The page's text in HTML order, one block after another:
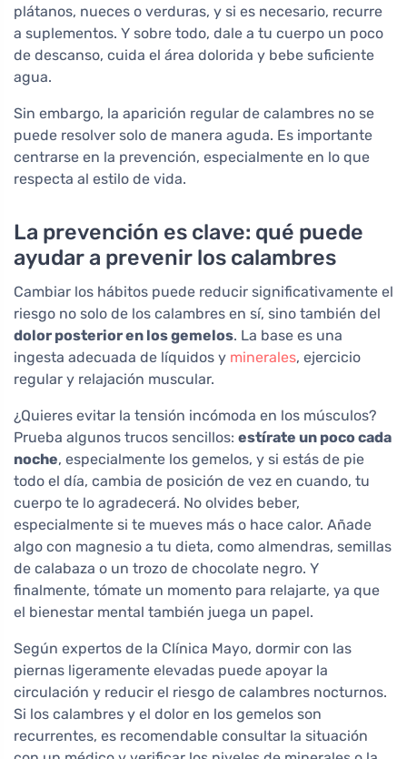
plátanos, nueces o verduras, y si es necesario, recurre
a suplementos. Y sobre todo, dale a tu cuerpo un poco
de descanso, cuida el área dolorida y bebe suficiente
agua.
Sin embargo, la aparición regular de calambres no se
puede resolver solo de manera aguda. Es importante
centrarse en la prevención, especialmente en lo que
respecta al estilo de vida.
La prevención es clave: qué puede
ayudar a prevenir los calambres
Cambiar los hábitos puede reducir significativamente el
riesgo no solo de los calambres en sí, sino también del
dolor posterior en los gemelos. La base es una
ingesta adecuada de líquidos y minerales, ejercicio
regular y relajación muscular.
¿Quieres evitar la tensión incómoda en los músculos?
Prueba algunos trucos sencillos: estírate un poco cada
noche, especialmente los gemelos, y si estás de pie
todo el día, cambia de posición de vez en cuando, tu
cuerpo te lo agradecerá. No olvides beber,
especialmente si te mueves más o hace calor. Añade
algo con magnesio a tu dieta, como almendras, semillas
de calabaza o un trozo de chocolate negro. Y
finalmente, tómate un momento para relajarte, ya que
el bienestar mental también juega un papel.
Según expertos de la Clínica Mayo, dormir con las
piernas ligeramente elevadas puede apoyar la
circulación y reducir el riesgo de calambres nocturnos.
Si los calambres y el dolor en los gemelos son
recurrentes, es recomendable consultar la situación